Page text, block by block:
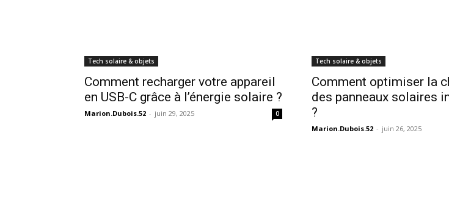
Tech solaire & objets
Comment recharger votre appareil
en USB-C grâce à l’énergie solaire ?
Marion.Dubois.52 - juin 29, 2025 0
Tech solaire & objets
Comment optimiser la
des panneaux solaires
?
Marion.Dubois.52 - juin 26, 2025